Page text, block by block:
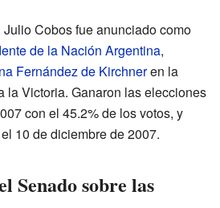
Cobos fue anunciado como
de la Nación Argentina,
Fernández de Kirchneren la
la Victoria. Ganaron las elecciones
con el 45.2% de los votos, y
10 de diciembre de 2007.
Senado sobre las